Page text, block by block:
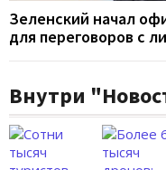
Зеленский начал
для переговоров с
Внутри